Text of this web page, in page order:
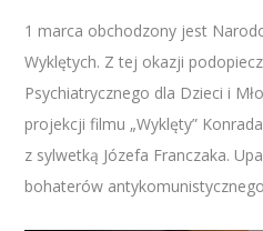
1 marca obchodzony jest
Wyklętych. Z tej okazji
Psychiatrycznego dla Dzieci i
projekcji filmu „Wyklęty”
z sylwetką Józefa Franczaka.
bohaterów